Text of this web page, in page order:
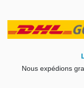
Nous expédions